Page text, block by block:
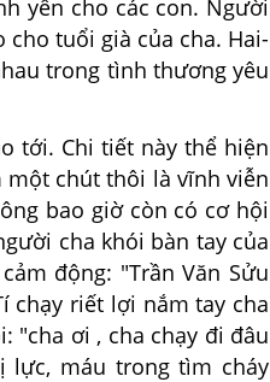
yên cho các con. Người
tuổi già của cha. Hai-
trong tình thương yêu
tới. Chi tiết này thể hiện
chút thôi là vĩnh viễn
bao giờ còn có cơ hội
cha khói bàn tay của
động: "Trần Văn Sửu
chạy riết lợi nắm tay cha
"cha ơi , cha chạy đi đâu
lực, máu trong tìm cháy